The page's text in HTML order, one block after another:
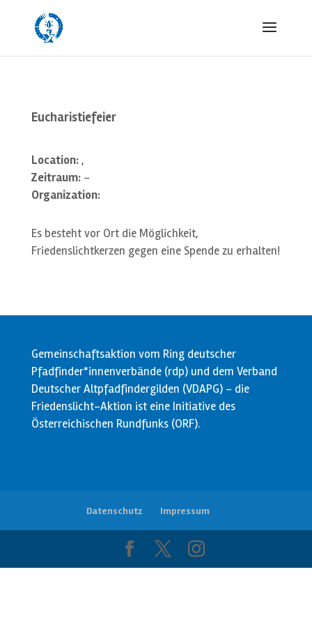
Eucharistiefeier
Location:,
Zeitraum:-
Organization:
Es besteht vor Ort die Möglichkeit,
Friedenslichtkerzen gegen eine Spende zu erhalten!
Gemeinschaftsaktion vom Ring deutscher
Pfadfinder*innenverbände (rdp) und dem Verband
Deutscher Altpfadfindergilden (VDAPG) - die
Friedenslicht-Aktion ist eine Initiative des
Österreichischen Rundfunks (ORF).
Datenschutz Impressum